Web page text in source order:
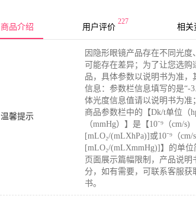
商品介绍 用户评价
227
相关
温馨提示
因隐形眼镜产品存在不同光度
可能存在差异；为了让您选购
品，具体参数以说明书为准，
信息：参数栏信息填写的是“-
体光度信息值请以说明书为准
商品参数栏中的【Dk/t单位（
（mmHg）】是【10⁻⁹（cm/s)
[mLO₂/(mLXhPa)]或10⁻⁹（cm/
[mLO₂/(mLXmmHg)]】的单位
页面展示篇幅限制，产品说明
分，如有需要，可联系客服获
书。